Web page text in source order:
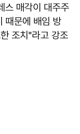
스 매각이 대주주
때문에 배임 방
조치"라고 강조